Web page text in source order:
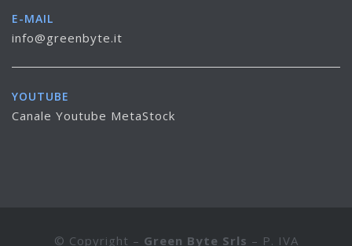
E-MAIL
info@greenbyte.it
YOUTUBE
Canale Youtube MetaStock
© Copyright – Green Byte Srls – P. IVA